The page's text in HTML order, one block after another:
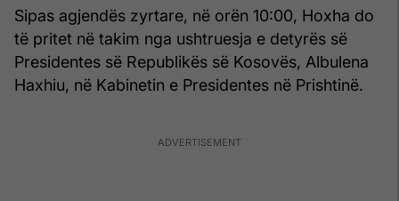
Sipas agjendës zyrtare, në orën 10:00, Hoxha do
të pritet në takim nga ushtruesja e detyrës së
Presidentes së Republikës së Kosovës, Albulena
Haxhiu, në Kabinetin e Presidentes në Prishtinë.